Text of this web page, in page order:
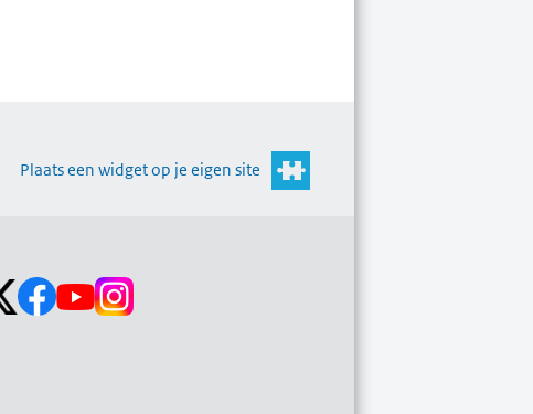
Plaats een widget op je eigen site